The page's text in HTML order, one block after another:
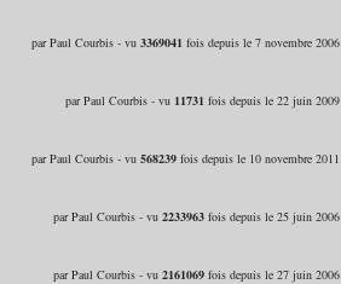
par Paul Courbis - vu 3369041 fois depuis le 7 novembre 2006
par Paul Courbis - vu 11731 fois depuis le 22 juin 2009
par Paul Courbis - vu 568239fois depuis le 10 novembre 2011
par Paul Courbis - vu 2233963fois depuis le 25 juin 2006
par Paul Courbis - vu 2161069fois depuis le 27 juin 2006